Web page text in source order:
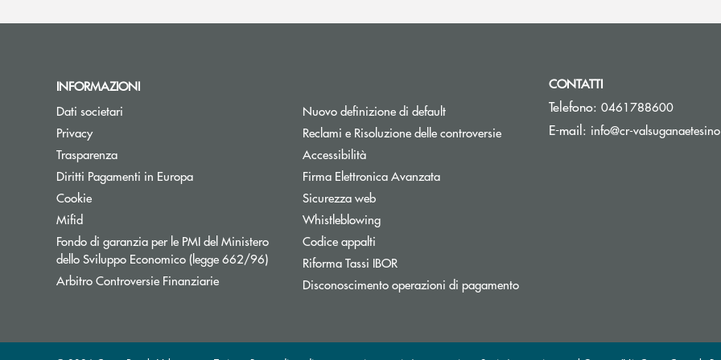
INFORMAZIONI
Dati societari
Privacy
Trasparenza
Diritti Pagamenti in EuropaApre una nuova finestra
Cookie
Mifid
Fondo di garanzia per le PMI del Ministero
dello Sviluppo Economico (legge 662/96)Apre una nuova finestra
Arbitro Controversie FinanziarieApre una nuova finestra
Nuovo definizione di default
Reclami e Risoluzione delle controversie
Accessibilità
Firma Elettronica Avanzata
Sicurezza web
Whistleblowing
Codice appalti
Riforma Tassi IBORApre una nuova finestra
Disconoscimento operazioni di pagamento
CONTATTI
Telefono: 0461788600
E-mail: info@cr-